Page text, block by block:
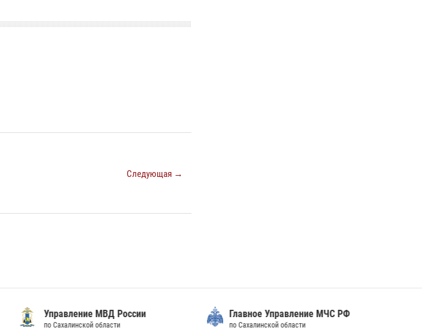
Следующая →
Управление МВД России
по Сахалинской области
Главное Управление МЧС РФ
по Сахалинской области